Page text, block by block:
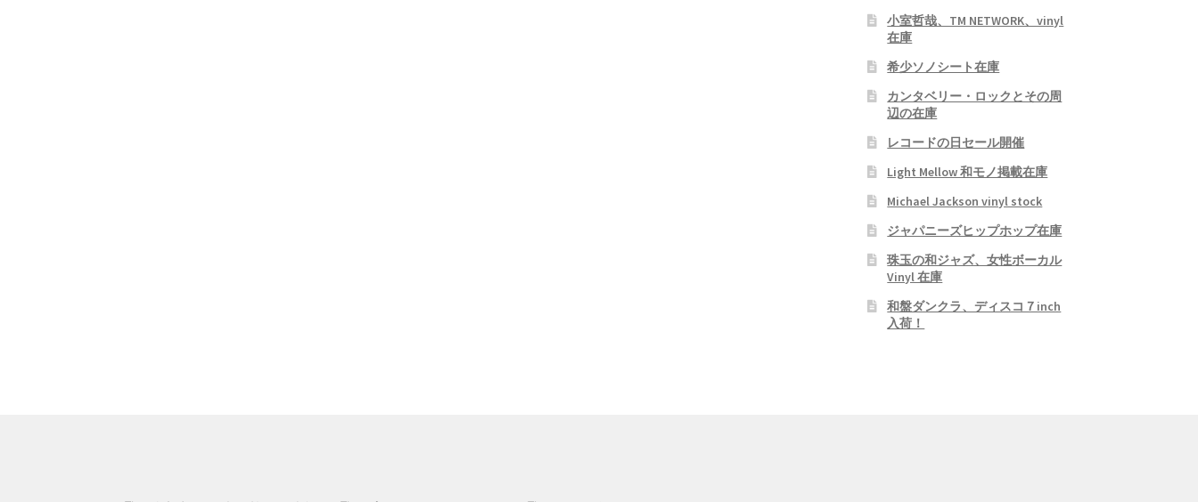
小室哲哉、TM NETWORK、vinyl
在庫
希少ソノシート在庫
カンタベリー・ロックとその周
辺の在庫
レコードの日セール開催
Light Mellow 和モノ掲載在庫
Michael Jackson vinyl stock
ジャパニーズヒップホップ在庫
珠玉の和ジャズ、女性ボーカル
Vinyl 在庫
和盤ダンクラ、ディスコ７inch
入荷！